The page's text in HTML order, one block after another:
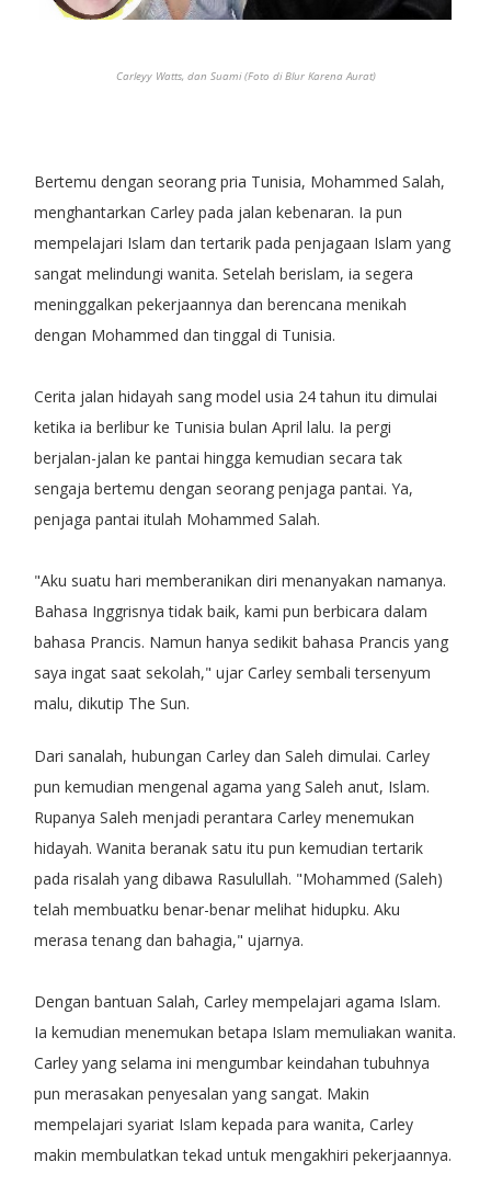
Carleyy Watts, dan Suami (Foto di Blur Karena Aurat)
Bertemu dengan seorang pria Tunisia, Mohammed Salah,
menghantarkan Carley pada jalan kebenaran. Ia pun
mempelajari Islam dan tertarik pada penjagaan Islam yang
sangat melindungi wanita. Setelah berislam, ia segera
meninggalkan pekerjaannya dan berencana menikah
dengan Mohammed dan tinggal di Tunisia.
Cerita jalan hidayah sang model usia 24 tahun itu dimulai
ketika ia berlibur ke Tunisia bulan April lalu. Ia pergi
berjalan-jalan ke pantai hingga kemudian secara tak
sengaja bertemu dengan seorang penjaga pantai. Ya,
penjaga pantai itulah Mohammed Salah.
"Aku suatu hari memberanikan diri menanyakan namanya.
Bahasa Inggrisnya tidak baik, kami pun berbicara dalam
bahasa Prancis. Namun hanya sedikit bahasa Prancis yang
saya ingat saat sekolah," ujar Carley sembali tersenyum
malu, dikutip The Sun.
Dari sanalah, hubungan Carley dan Saleh dimulai. Carley
pun kemudian mengenal agama yang Saleh anut, Islam.
Rupanya Saleh menjadi perantara Carley menemukan
hidayah. Wanita beranak satu itu pun kemudian tertarik
pada risalah yang dibawa Rasulullah. "Mohammed (Saleh)
telah membuatku benar-benar melihat hidupku. Aku
merasa tenang dan bahagia," ujarnya.
Dengan bantuan Salah, Carley mempelajari agama Islam.
Ia kemudian menemukan betapa Islam memuliakan wanita.
Carley yang selama ini mengumbar keindahan tubuhnya
pun merasakan penyesalan yang sangat. Makin
mempelajari syariat Islam kepada para wanita, Carley
makin membulatkan tekad untuk mengakhiri pekerjaannya.